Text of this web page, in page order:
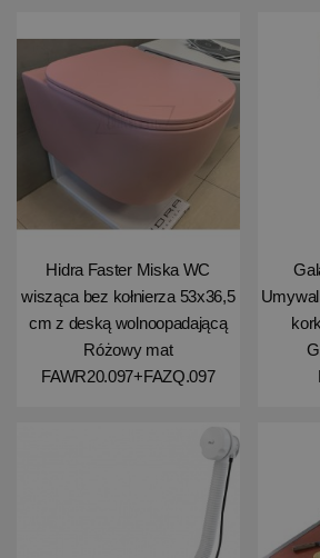
Hidra Faster Miska WC
wisząca bez kołnierza 53x36,5
cm z deską wolnoopadającą
Różowy mat
FAWR20.097+FAZQ.097